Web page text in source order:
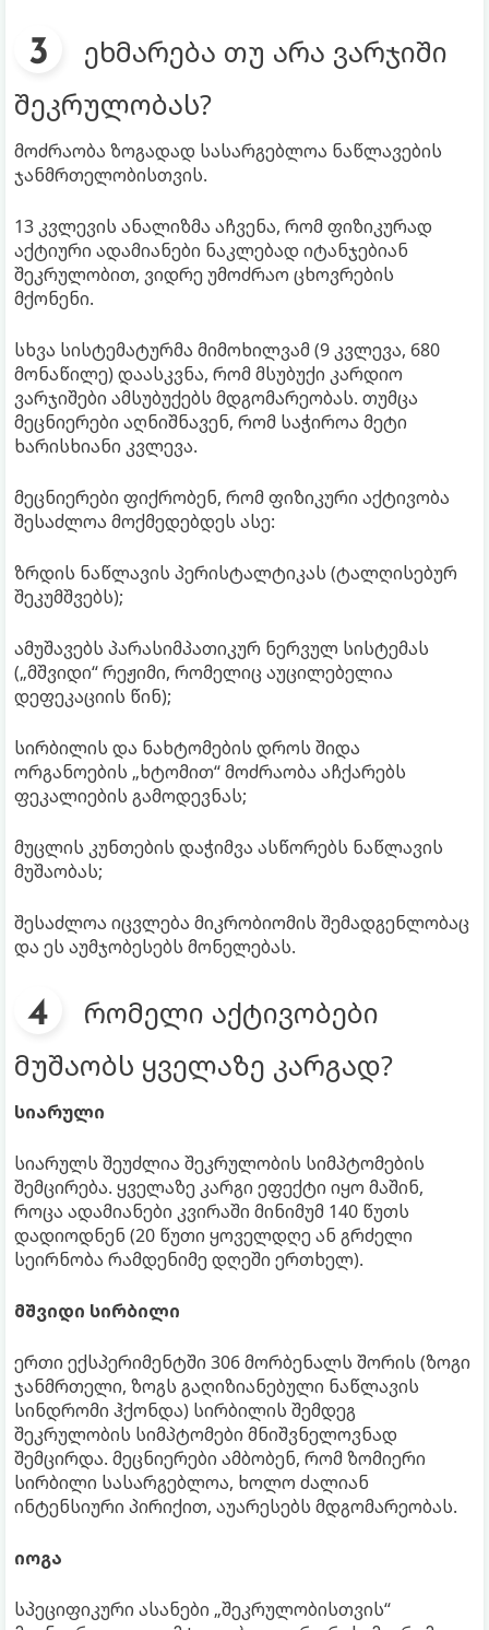
ეხმარება თუ არა ვარჯიში
შეკრულობას?
მოძრაობა ზოგადად სასარგებლოა ნაწლავების
ჯანმრთელობისთვის.
13 კვლევის ანალიზმა აჩვენა, რომ ფიზიკურად
აქტიური ადამიანები ნაკლებად იტანჯებიან
შეკრულობით, ვიდრე უმოძრაო ცხოვრების
მქონენი.
სხვა სისტემატურმა მიმოხილვამ (9 კვლევა, 680
მონაწილე) დაასკვნა, რომ მსუბუქი კარდიო
ვარჯიშები ამსუბუქებს მდგომარეობას. თუმცა
მეცნიერები აღნიშნავენ, რომ საჭიროა მეტი
ხარისხიანი კვლევა.
მეცნიერები ფიქრობენ, რომ ფიზიკური აქტივობა
შესაძლოა მოქმედებდეს ასე:
ზრდის ნაწლავის პერისტალტიკას (ტალღისებურ
შეკუმშვებს);
ამუშავებს პარასიმპათიკურ ნერვულ სისტემას
(„მშვიდი“ რეჟიმი, რომელიც აუცილებელია
დეფეკაციის წინ);
სირბილის და ნახტომების დროს შიდა
ორგანოების „ხტომით“ მოძრაობა აჩქარებს
ფეკალიების გამოდევნას;
მუცლის კუნთების დაჭიმვა ასწორებს ნაწლავის
მუშაობას;
შესაძლოა იცვლება მიკრობიომის შემადგენლობაც
და ეს აუმჯობესებს მონელებას.
რომელი აქტივობები
მუშაობს ყველაზე კარგად?
სიარული
სიარულს შეუძლია შეკრულობის სიმპტომების
შემცირება. ყველაზე კარგი ეფექტი იყო მაშინ,
როცა ადამიანები კვირაში მინიმუმ 140 წუთს
დადიოდნენ (20 წუთი ყოველდღე ან გრძელი
სეირნობა რამდენიმე დღეში ერთხელ).
მშვიდი სირბილი
ერთი ექსპერიმენტში 306 მორბენალს შორის (ზოგი
ჯანმრთელი, ზოგს გაღიზიანებული ნაწლავის
სინდრომი ჰქონდა) სირბილის შემდეგ
შეკრულობის სიმპტომები მნიშვნელოვნად
შემცირდა. მეცნიერები ამბობენ, რომ ზომიერი
სირბილი სასარგებლოა, ხოლო ძალიან
ინტენსიური პირიქით, აუარესებს მდგომარეობას.
იოგა
სპეციფიკური ასანები „შეკრულობისთვის“